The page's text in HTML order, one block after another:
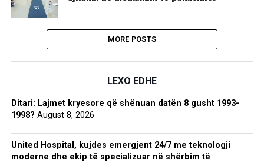
MORE POSTS
LEXO EDHE
Ditari: Lajmet kryesore që shënuan datën 8 gusht 1993-
1998? August 8, 2026
United Hospital, kujdes emergjent 24/7 me teknologji
moderne dhe ekip të specializuar në shërbim të